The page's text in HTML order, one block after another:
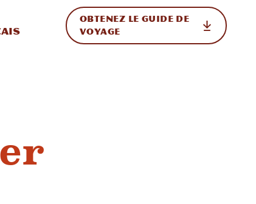
le site
vers l'international
OBTENEZ LE GUIDE DE
VOYAGE